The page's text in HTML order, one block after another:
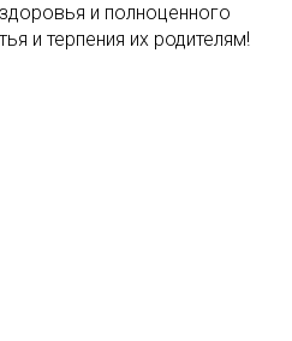
и полноценного
и терпения их родителям!